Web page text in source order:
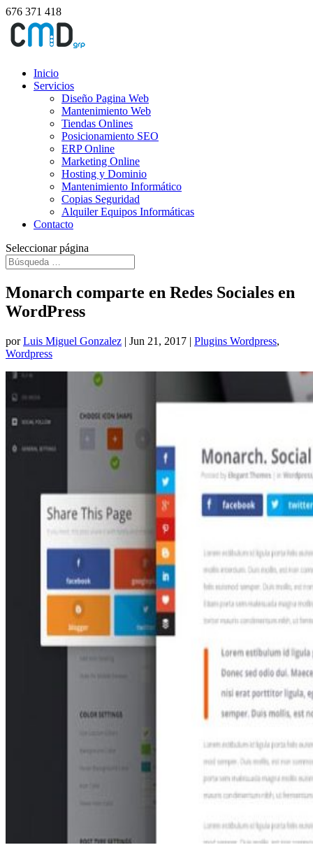
676 371 418
Inicio
Servicios
Diseño Pagina Web
Mantenimiento Web
Tiendas Onlines
Posicionamiento SEO
ERP Online
Marketing Online
Hosting y Dominio
Mantenimiento Informático
Copias Seguridad
Alquiler Equipos Informáticas
Contacto
Seleccionar página
Monarch comparte en Redes Sociales en
WordPress
porLuis Miguel Gonzalez | Jun 21, 2017 | Plugins Wordpress,
Wordpress